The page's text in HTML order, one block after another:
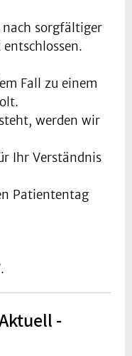
nach sorgfältiger
Fall zu einem
werden wir
Ihr Verständnis
Patiententag
-